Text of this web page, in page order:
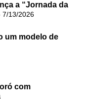
a “Jornada da
7/13/2026
um modelo de
com